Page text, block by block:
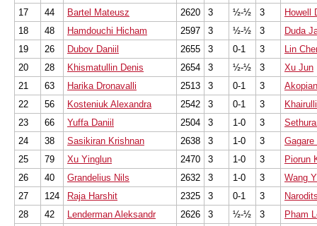
17
44 Bartel Mateusz 2620 3 ½-½ 3
Howell
18
48 Hamdouchi Hicham 2597 3 ½-½ 3
Duda
19
26 Dubov Daniil 2655 3 0-1 3
Lin
20
28 Khismatullin Denis 2654 3 ½-½ 3
Xu Jun
21
63 Harika Dronavalli 2513 3 0-1 3
22
56 Kosteniuk Alexandra 2542 3 0-1 3
23
66 Yuffa Daniil 2504 3 1-0 3
24
38 Sasikiran Krishnan 2638 3 1-0 3
Gagare
25
79 Xu Yinglun 2470 3 1-0 3
Piorun
26
40 Grandelius Nils 2632 3 1-0 3
Wang
27
124 Raja Harshit 2325 3 0-1 3
28
42 Lenderman Aleksandr 2626 3 ½-½ 3
Pham